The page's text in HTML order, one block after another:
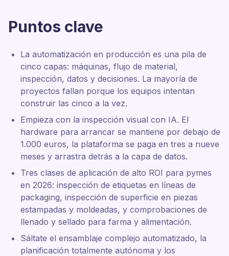
Puntos clave
La automatización en producción es una pila de
cinco capas: máquinas, flujo de material,
inspección, datos y decisiones. La mayoría de
proyectos fallan porque los equipos intentan
construir las cinco a la vez.
Empieza con la inspección visual con IA. El
hardware para arrancar se mantiene por debajo de
1.000 euros, la plataforma se paga en tres a nueve
meses y arrastra detrás a la capa de datos.
Tres clases de aplicación de alto ROI para pymes
en 2026: inspección de etiquetas en líneas de
packaging, inspección de superficie en piezas
estampadas y moldeadas, y comprobaciones de
llenado y sellado para farma y alimentación.
Sáltate el ensamblaje complejo automatizado, la
planificación totalmente autónoma y los